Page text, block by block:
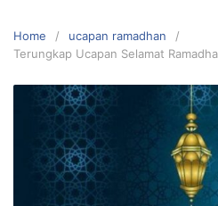
Home
ucapan ramadhan
Terungkap Ucapan Selamat